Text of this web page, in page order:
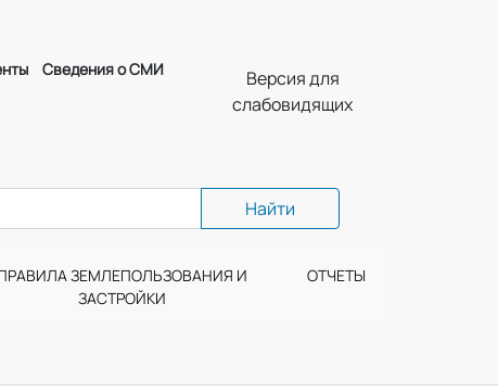
Сведения о СМИ
Версия для
слабовидящих
Найти
ЗЕМЛЕПОЛЬЗОВАНИЯ И
ЗАСТРОЙКИ
ОТЧЕТЫ